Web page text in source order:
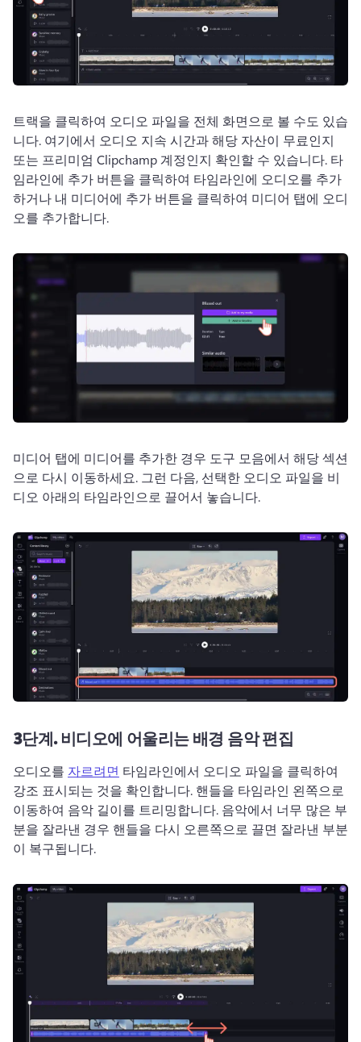
트랙을 클릭하여 오디오 파일을 전체 화면으로 볼 수도 있습
니다. 여기에서 오디오 지속 시간과 해당 자산이 무료인지
또는 프리미엄 Clipchamp 계정인지 확인할 수 있습니다. 타
임라인에 추가 버튼을 클릭하여 타임라인에 오디오를 추가
하거나 내 미디어에 추가 버튼을 클릭하여 미디어 탭에 오디
오를 추가합니다.
미디어 탭에 미디어를 추가한 경우 도구 모음에서 해당 섹션
으로 다시 이동하세요. 그런 다음, 선택한 오디오 파일을 비
디오 아래의 타임라인으로 끌어서 놓습니다.
3단계.비디오에 어울리는 배경 음악 편집
오디오를 자르려면 타임라인에서 오디오 파일을 클릭하여
강조 표시되는 것을 확인합니다. 핸들을 타임라인 왼쪽으로
이동하여 음악 길이를 트리밍합니다. 음악에서 너무 많은 부
분을 잘라낸 경우 핸들을 다시 오른쪽으로 끌면 잘라낸 부분
이 복구됩니다.